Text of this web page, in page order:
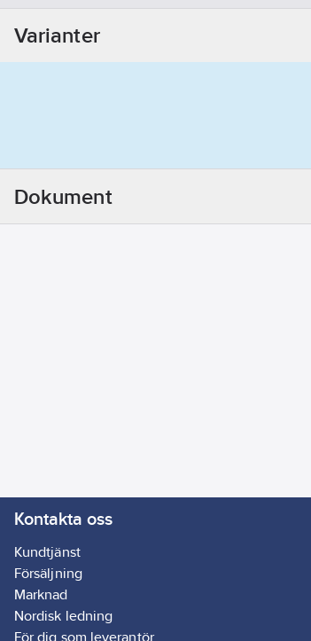
Varianter
Dokument
Kontakta oss
Kundtjänst
Försäljning
Marknad
Nordisk ledning
För dig som leverantör